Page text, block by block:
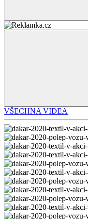
VŠECHNA VIDEA